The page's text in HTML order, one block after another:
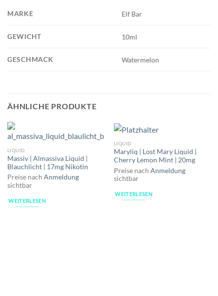
MARKE Elf Bar
GEWICHT 10ml
GESCHMACK Watermelon
ÄHNLICHE PRODUKTE
LIQUID
Massiv | Almassiva Liquid |
Blauchlicht | 17mg Nikotin
Preise nach Anmeldung
sichtbar
WEITERLESEN
LIQUID
Maryliq | Lost Mary Liquid |
Cherry Lemon Mint | 20mg
Preise nach Anmeldung
sichtbar
WEITERLESEN